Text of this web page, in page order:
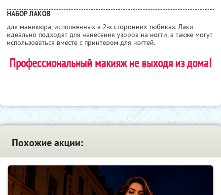
НАБОР ЛАКОВ
для маникюра, исполненных в 2-х сторонних тюбиках. Лаки
идеально подходят для нанесения узоров на ногти, а также могут
использоваться вместе с принтером для ногтей.
Профессиональный макияж не выходя из дома!
Похожие акции: